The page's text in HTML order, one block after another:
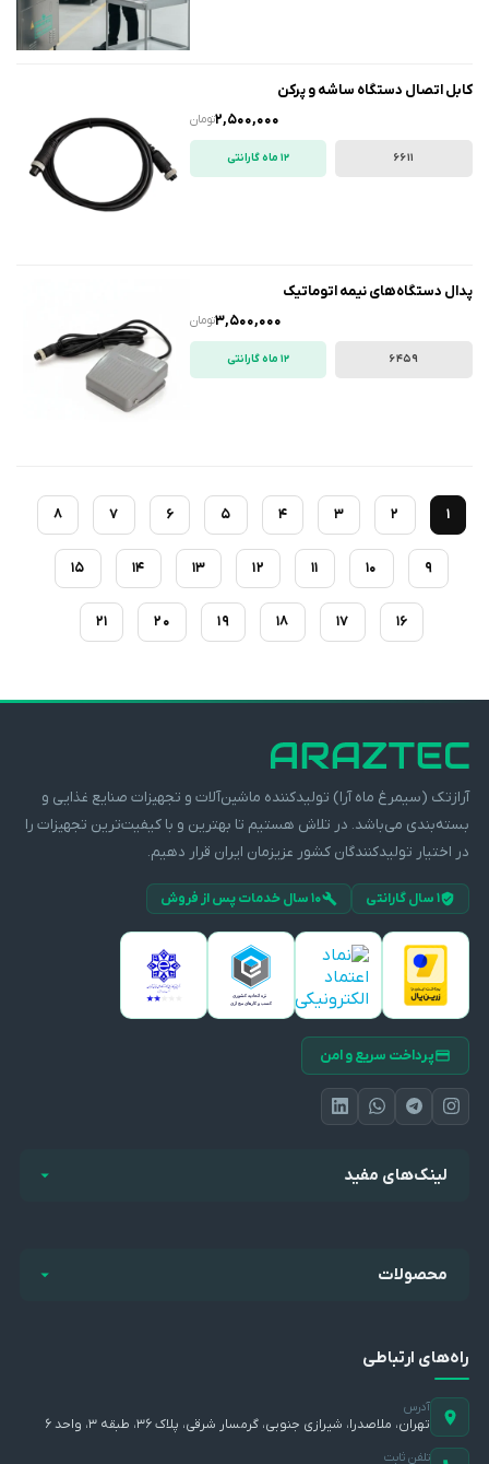
کابل اتصال دستگاه ساشه و پرکن
تومان2,500,000
6611 12 ماه گارانتی
پدال دستگاه‌های نیمه اتوماتیک
تومان3,500,000
6459 12 ماه گارانتی
1
2
3
4
5
6
7
8
9
10
11
12
13
14
15
16
17
18
19
20
21
آرازتک (سیمرغ ماه آرا) تولیدکننده ماشین‌آلات و تجهیزات صنایع غذایی و
بسته‌بندی می‌باشد. در تلاش هستیم تا بهترین و با کیفیت‌ترین تجهیزات را
در اختیار تولیدکنندگان کشور عزیزمان ایران قرار دهیم.
۱ سال گارانتی ۱۰ سال خدمات پس از فروش
پرداخت سریع و امن
لینک‌های مفید
محصولات
راه‌های ارتباطی
آدرس
تهران، ملاصدرا، شیرازی جنوبی، گرمسار شرقی، پلاک ۳۶، طبقه ۳، واحد ۶
تلفن ثابت